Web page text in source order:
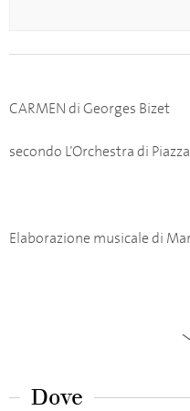
CARMEN di Georges Bizet
secondo L’Orchestra di
Elaborazione musicale di
Dove